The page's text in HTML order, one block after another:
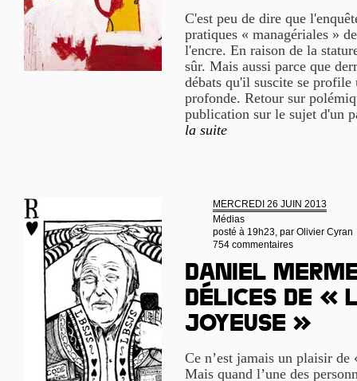
C'est peu de dire que
pratiques « managériales »
l'encre. En raison de la
sûr. Mais aussi parce que
débats qu'il suscite se
profonde. Retour sur
publication sur le sujet d'un
la suite
MERCREDI 26 JUIN 2013
Médias
posté à 19h23, par Olivier Cyran
754 commentaires
Daniel
délices de «
joyeuse »
Ce n’est jamais un plaisir
Mais quand l’une des